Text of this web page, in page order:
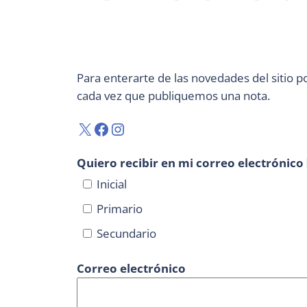
Para enterarte de las novedades del sitio
cada vez que publiquemos una nota.
X Facebook
Instagram
Quiero recibir en mi correo electrónico
Inicial
Primario
Secundario
Correo electrónico